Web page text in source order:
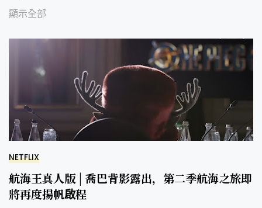
顯示全部
NETFLIX
航海王真人版 | 喬巴背影露出，第二季航海之旅即
將再度揚帆啟程